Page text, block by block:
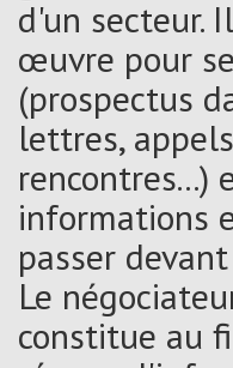
d'un secteur.
œuvre pour
(prospectus
lettres,
rencontres...)
informations
passer
Le
constitue au